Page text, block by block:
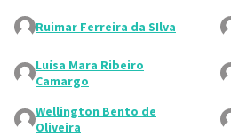
Ruimar Ferreira da SIlva
Luísa Mara Ribeiro
Camargo
Wellington Bento de
Oliveira